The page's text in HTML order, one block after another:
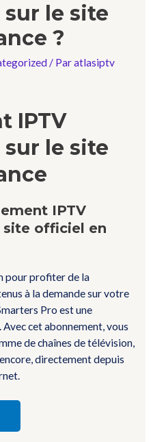
sur le site
?
/ Paratlasiptv
IPTV
sur le site
IPTV
site officiel en
pour profiter de la
à la demande sur votre
Pro est une
cet abonnement, vous
de chaînes de télévision,
directement depuis